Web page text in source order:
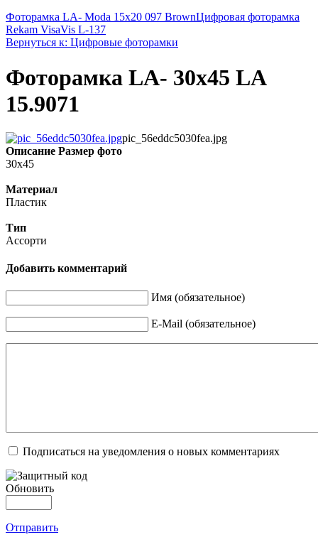
Фоторамка LA- Moda 15x20 097 BrownЦифровая фоторамка
Rekam VisaVis L-137
Вернуться к: Цифровые фоторамки
Фоторамка LA- 30x45 LA
15.9071
pic_56eddc5030fea.jpg
Описание Размер фото
30x45
Материал
Пластик
Тип
Ассорти
Добавить комментарий
Имя (обязательное)
E-Mail (обязательное)
Подписаться на уведомления о новых комментариях
Обновить
Отправить